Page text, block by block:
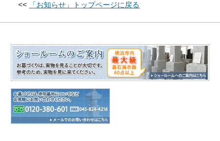
<< 「お知らせ」トップページに戻る